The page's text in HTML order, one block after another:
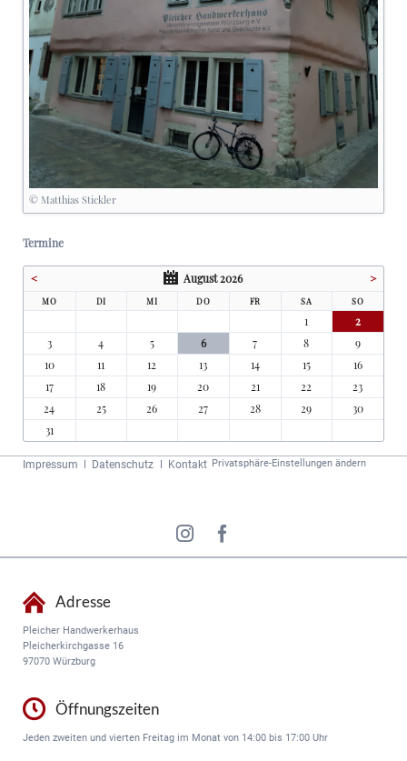
© Matthias Stickler
Termine
< August 2026 >
MO DI MI DO FR SA SO
1
2
3
4 5 6 7 8
9
10
11 12 13 14 15
16
17
18 19 20 21 22
23
24
25 26 27 28 29
30
31
Navigation
Impressum Datenschutz Kontakt Privatsphäre-Einstellungen ändern
Adresse
Pleicher Handwerkerhaus
Pleicherkirchgasse 16
97070 Würzburg
Öffnungszeiten
Jeden zweiten und vierten Freitag im Monat von 14:00 bis 17:00 Uhr